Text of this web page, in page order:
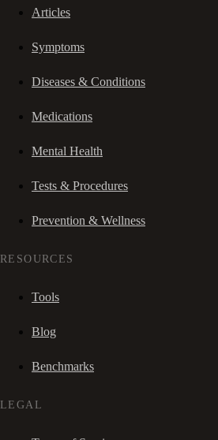
Articles
Symptoms
Diseases & Conditions
Medications
Mental Health
Tests & Procedures
Prevention & Wellness
RESOURCES
Tools
Blog
Benchmarks
LEGAL